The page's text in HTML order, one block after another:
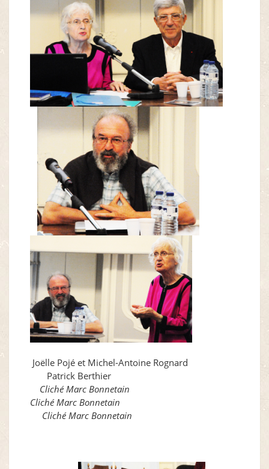
Joëlle Pojé et Michel-Antoine Rognard
Patrick Berthier
Cliché Marc Bonnetain
Cliché Marc Bonnetain
Cliché Marc Bonnetain